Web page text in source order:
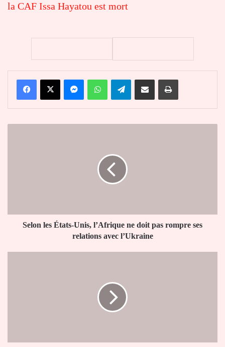
la CAF Issa Hayatou est mort
FacebookX MessengerWhatsAppTelegramPartager par email Imprimer
rompre
Selon les États-Unis, l’Afrique ne doit pas rompre ses
relations avec l’Ukraine
pays